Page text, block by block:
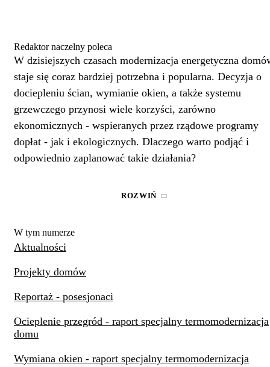
Redaktor naczelny poleca
W dzisiejszych czasach modernizacja energetyczna
staje się coraz bardziej potrzebna i popularna. Decyzja o
dociepleniu ścian, wymianie okien, a także systemu
grzewczego przynosi wiele korzyści, zarówno
ekonomicznych - wspieranych przez rządowe programy
dopłat - jak i ekologicznych. Dlaczego warto podjąć i
odpowiednio zaplanować takie działania?
Oszczędność energii i pieniędzy.
eksploatacyjnych. Poprawa izolacji termicznej ścian
pozwala na redukcję strat ciepła, co bezpośrednio
przekłada się na mniejsze zużycie energii. Docieplenie
40-60%. To z kolei oznacza szybki zwrot inwestycji -
oszczędności na rachunkach mogą w ciągu kilku lat
koszty termomodernizacji.
ROZWIŃ
W tym numerze
Aktualności
Projekty domów
Reportaż - posesjonaci
Ocieplenie przegród - raport specjalny termomodernizacja
domu
Wymiana okien - raport specjalny termomodernizacja